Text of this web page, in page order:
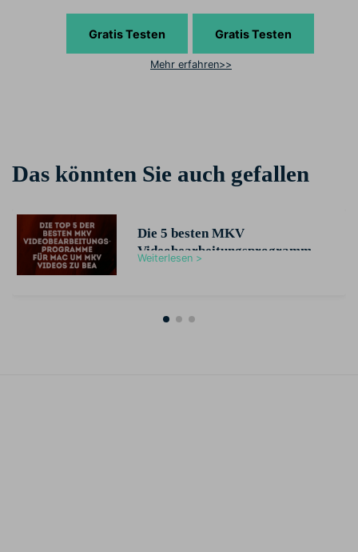
Gratis Testen Gratis Testen
Mehr erfahren>>
Das könnten Sie auch gefallen
Die 5 besten MKV
Videobearbeitungsprogramme
Weiterlesen >